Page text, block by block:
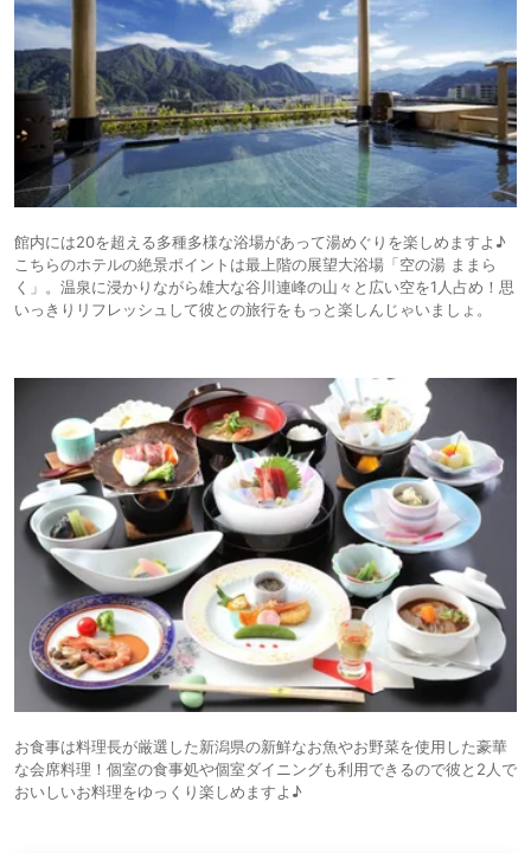
館内には20を超える多種多様な浴場があって湯めぐりを楽しめますよ♪
こちらのホテルの絶景ポイントは最上階の展望大浴場「空の湯 ままら
く」。温泉に浸かりながら雄大な谷川連峰の山々と広い空を1人占め！思
いっきりリフレッシュして彼との旅行をもっと楽しんじゃいましょ。
お食事は料理長が厳選した新潟県の新鮮なお魚やお野菜を使用した豪華
な会席料理！個室の食事処や個室ダイニングも利用できるので彼と2人で
おいしいお料理をゆっくり楽しめますよ♪